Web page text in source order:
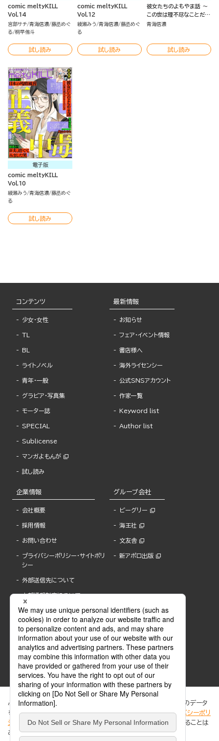
comic meltyKILL
Vol.14
宮部サチ 青海信濃 藤丞めぐ
る 桐早侑斗
試し読み
comic meltyKILL
Vol.12
綾瀬みう 青海信濃 藤丞めぐ
る
試し読み
彼女たちのよもやま話 ～
この世は理不尽なことだら
け（分冊版）
青海信濃
試し読み
電子版
comic meltyKILL
Vol.10
綾瀬みう 青海信濃 藤丞めぐ
る
試し読み
コンテンツ
少女・女性
TL
BL
ライトノベル
青年・一般
グラビア・写真集
モーター誌
SPECIAL
Sublicense
マンガよもんが
試し読み
最新情報
お知らせ
フェア・イベント情報
書店様へ
海外ライセンシー
公式SNSアカウント
作家一覧
Keyword list
Author list
企業情報
会社概要
採用情報
お問い合わせ
プライバシーポリシー・サイトポリ
シー
外部送信先について
内部通報制度について
グループ会社
ビーグリー
海王社
文友舎
新アポロ出版
ABJマークは、この電子書店・電子書籍配信サービスが、著作権者からコンテンツ使用許諾を
得た正規版配信サービスであることを示す登録商標(登録番号 第6091713号)です。
ぶんか社が運営するサイトでは、利便性向上のためにCookie等のデータ
を使用しています。 当社のCookieについての詳細は、「プライバシーポリ
シー
」をご覧ください。当サイトでは、訪問者の個人情報を追跡することは
ありません。